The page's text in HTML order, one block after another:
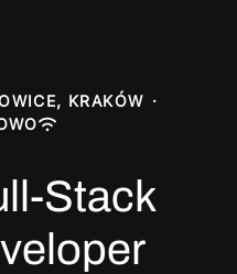
KRAKÓW ·
Stack